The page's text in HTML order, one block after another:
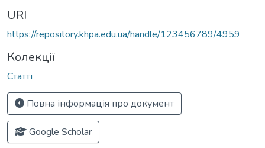
URI
https://repository.khpa.edu.ua/handle/123456789/4959
Колекції
Статті
Повна інформація про документ
Google Scholar